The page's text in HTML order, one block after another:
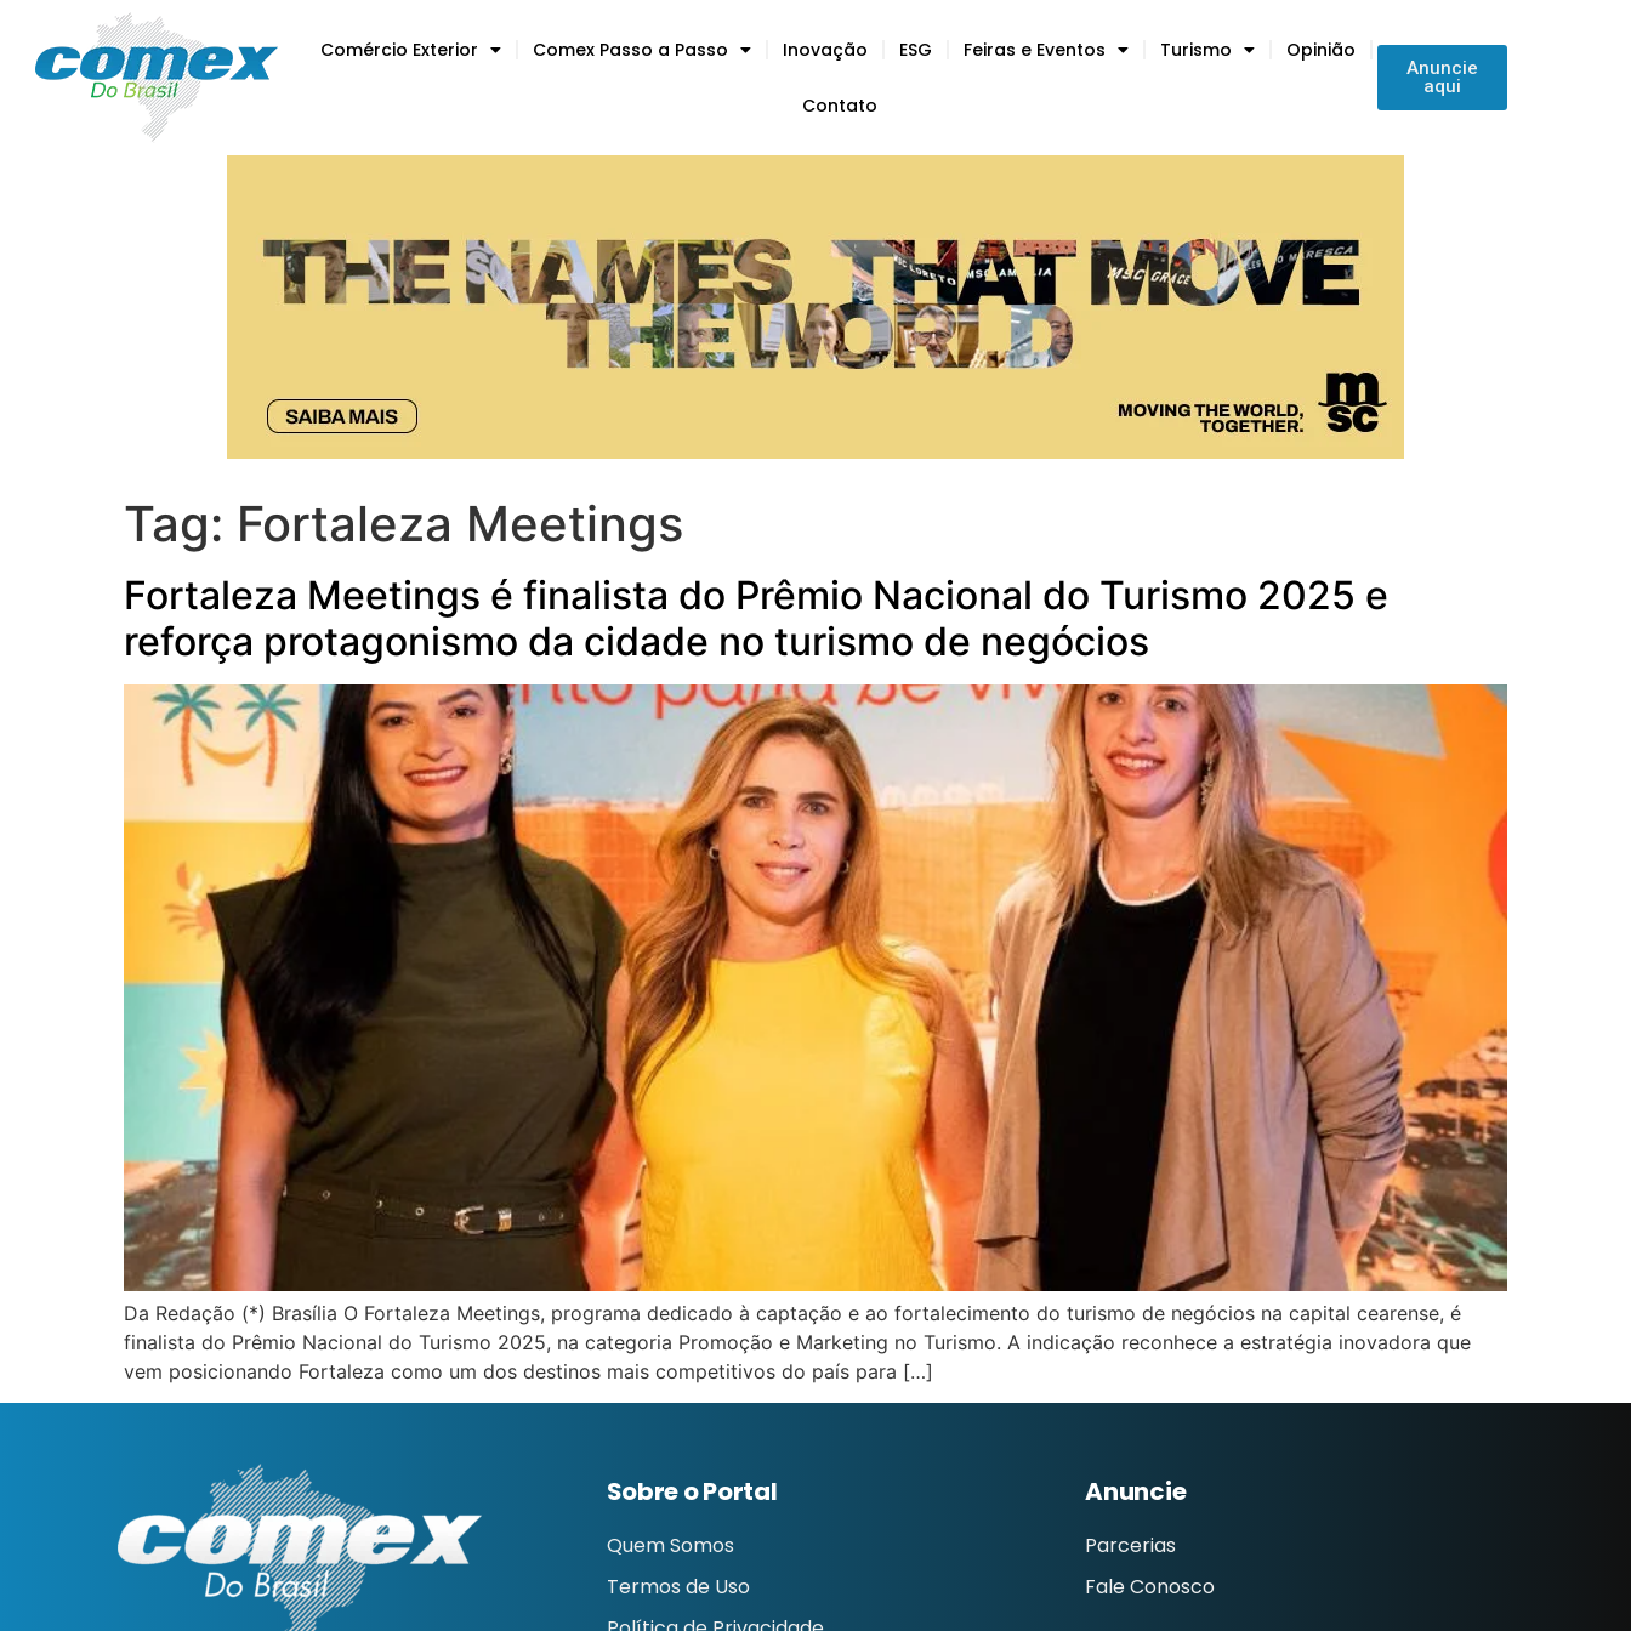
Comércio Exterior Comex Passo a Passo Inovação ESG Feiras e Eventos Turismo Opinião
Contato
Anuncie
aqui
Tag: Fortaleza Meetings
Fortaleza Meetings é finalista do Prêmio Nacional do Turismo 2025 e
reforça protagonismo da cidade no turismo de negócios
Da Redação (*) Brasília O Fortaleza Meetings, programa dedicado à captação e ao fortalecimento do turismo de negócios na capital cearense, é
finalista do Prêmio Nacional do Turismo 2025, na categoria Promoção e Marketing no Turismo. A indicação reconhece a estratégia inovadora que
vem posicionando Fortaleza como um dos destinos mais competitivos do país para […]
Sobre o Portal
Quem Somos
Termos de Uso
Anuncie
Parcerias
Fale Conosco